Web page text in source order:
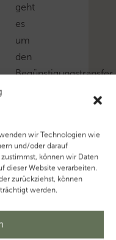
wir Technologien wie
und/oder darauf
können wir Daten
dieser Website verarbeiten.
zurückziehst, können
werden.
geht
es
um
den
Begünstigungstransfer
des
verfügbaren
Vermögens.
Mehr